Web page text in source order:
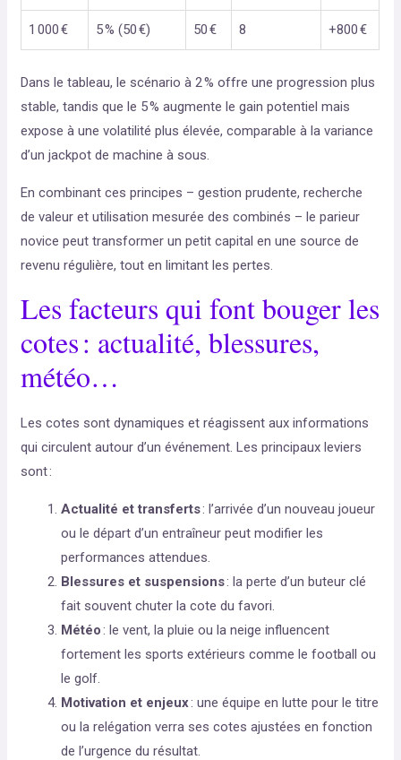
1 000 € 5 % (50 €) 50 € 8 +800 €
Dans le tableau, le scénario à 2 % offre une progression plus
stable, tandis que le 5 % augmente le gain potentiel mais
expose à une volatilité plus élevée, comparable à la variance
d’un jackpot de machine à sous.
En combinant ces principes – gestion prudente, recherche
de valeur et utilisation mesurée des combinés – le parieur
novice peut transformer un petit capital en une source de
revenu régulière, tout en limitant les pertes.
Les facteurs qui font bouger les
cotes : actualité, blessures,
météo…
Les cotes sont dynamiques et réagissent aux informations
qui circulent autour d’un événement. Les principaux leviers
sont :
Actualité et transferts: l’arrivée d’un nouveau joueur
ou le départ d’un entraîneur peut modifier les
performances attendues.
Blessures et suspensions: la perte d’un buteur clé
fait souvent chuter la cote du favori.
Météo: le vent, la pluie ou la neige influencent
fortement les sports extérieurs comme le football ou
le golf.
Motivation et enjeux: une équipe en lutte pour le titre
ou la relégation verra ses cotes ajustées en fonction
de l’urgence du résultat.